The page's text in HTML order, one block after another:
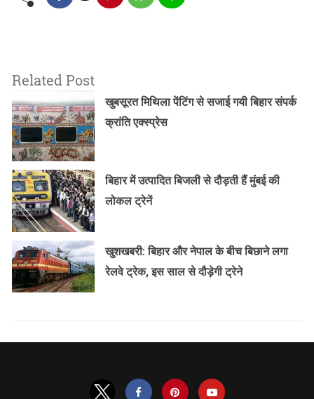
Related Post
खुबसूरत मिथिला पेंटिंग से सजाई गयी बिहार संपर्क
क्रांति एक्स्प्रेस
बिहार में उत्पादित बिजली से दौड़ती हैं मुंबई की
लोकल ट्रेनें
खुशखबरी: बिहार और नेपाल के बीच बिछाने लगा
रेलवे ट्रेक, इस साल से दौड़ेगी ट्रेने